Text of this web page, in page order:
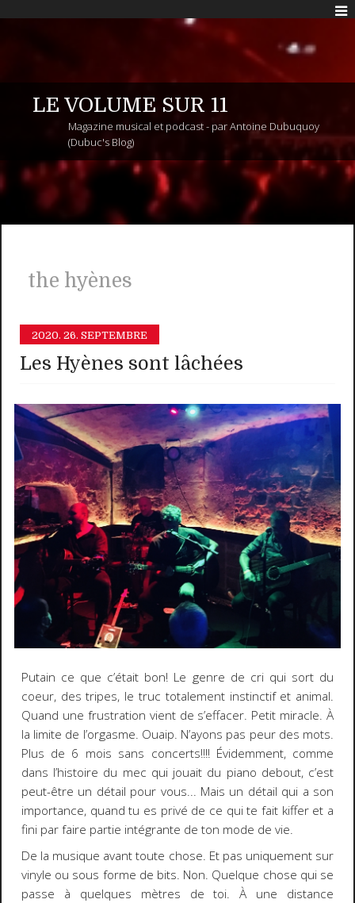
LE VOLUME SUR 11
Magazine musical et podcast - par Antoine Dubuquoy
(Dubuc's Blog)
the hyènes
2020. 26. SEPTEMBRE
Les Hyènes sont lâchées
Putain ce que c’était bon! Le genre de cri qui sort du
coeur, des tripes, le truc totalement instinctif et animal.
Quand une frustration vient de s’effacer. Petit miracle. À
la limite de l’orgasme. Ouaip. N’ayons pas peur des mots.
Plus de 6 mois sans concerts!!!! Évidemment, comme
dans l’histoire du mec qui jouait du piano debout, c’est
peut-être un détail pour vous... Mais un détail qui a son
importance, quand tu es privé de ce qui te fait kiffer et a
fini par faire partie intégrante de ton mode de vie.
De la musique avant toute chose. Et pas uniquement sur
vinyle ou sous forme de bits. Non. Quelque chose qui se
passe à quelques mètres de toi. À une distance